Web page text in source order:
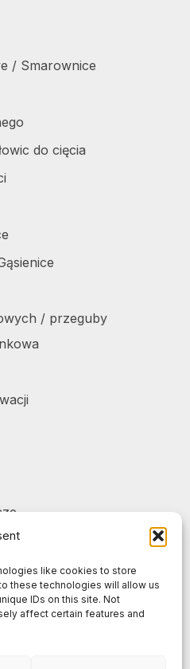
like cookies to store
these technologies will allow us
IDs on this site. Not
affect certain features and
/ Smarownice
do cięcia
/ przeguby